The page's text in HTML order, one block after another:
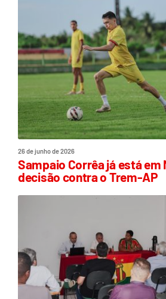
26 de junho de 2026
Sampaio Corrêa já está em
decisão contra o Trem-AP